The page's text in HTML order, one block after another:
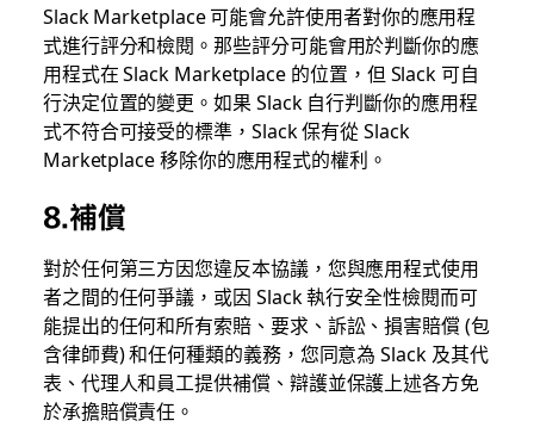
Slack Marketplace 可能會允許使用者對你的應用程
式進行評分和檢閱。那些評分可能會用於判斷你的應
用程式在 Slack Marketplace 的位置，但 Slack 可自
行決定位置的變更。如果 Slack 自行判斷你的應用程
式不符合可接受的標準，Slack 保有從 Slack
Marketplace 移除你的應用程式的權利。
8.補償
對於任何第三方因您違反本協議，您與應用程式使用
者之間的任何爭議，或因 Slack 執行安全性檢閱而可
能提出的任何和所有索賠、要求、訴訟、損害賠償 (包
含律師費) 和任何種類的義務，您同意為 Slack 及其代
表、代理人和員工提供補償、辯護並保護上述各方免
於承擔賠償責任。